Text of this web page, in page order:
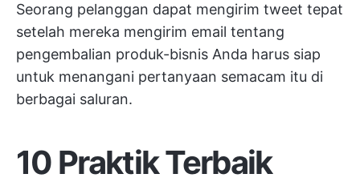
Seorang pelanggan dapat mengirim tweet tepat
setelah mereka mengirim email tentang
pengembalian produk-bisnis Anda harus siap
untuk menangani pertanyaan semacam itu di
berbagai saluran.
10 Praktik Terbaik